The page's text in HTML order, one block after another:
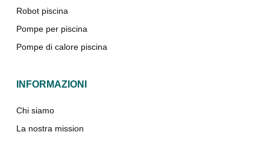
Robot piscina
Pompe per piscina
Pompe di calore piscina
INFORMAZIONI
Chi siamo
La nostra mission